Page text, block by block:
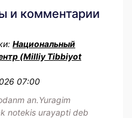
и комментарии
Национальный
(Milliy Tibbiyot
07:00
an.Yuragim
notekis urayapti deb